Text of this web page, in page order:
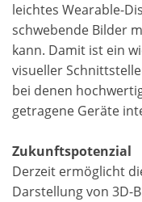
leichtes Wearable-
schwebende Bilder
kann. Damit ist ein
visueller
bei denen
getragene Geräte
Zukunftspotenzial
Derzeit ermöglicht
Darstellung von 3D-